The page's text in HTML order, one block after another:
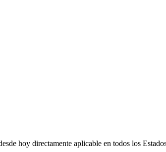
hoy directamente aplicable en todos los